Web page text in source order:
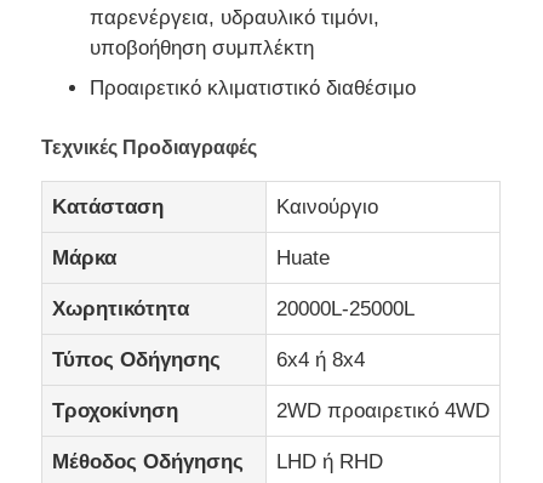
παρενέργεια, υδραυλικό τιμόνι,
υποβοήθηση συμπλέκτη
Προαιρετικό κλιματιστικό διαθέσιμο
Τεχνικές Προδιαγραφές
Κατάσταση Καινούργιο
Μάρκα Huate
Χωρητικότητα 20000L-25000L
Τύπος Οδήγησης 6x4 ή 8x4
Τροχοκίνηση 2WD προαιρετικό 4WD
Μέθοδος Οδήγησης LHD ή RHD